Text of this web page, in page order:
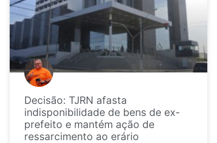
Decisão: TJRN afasta
indisponibilidade de bens de ex-
prefeito e mantém ação de
ressarcimento ao erário